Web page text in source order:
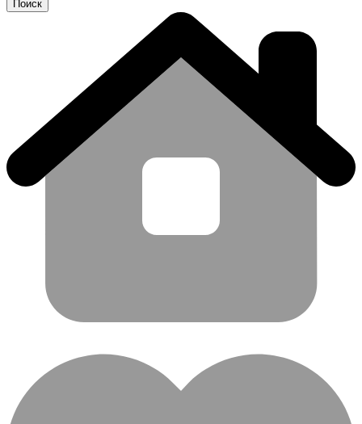
Поиск